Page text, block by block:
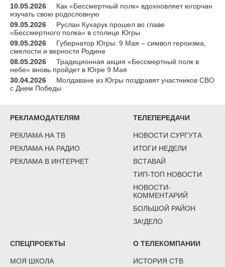
10.05.2026
Как «Бессмертный полк» вдохновляет югорчан
изучать свою родословную
09.05.2026
Руслан Кухарук прошел во главе
«Бессмертного полка» в столице Югры
09.05.2026
Губернатор Югры: 9 Мая – символ героизма,
смелости и верности Родине
08.05.2026
Традиционная акция «Бессмертный полк в
небе» вновь пройдет в Югре 9 Мая
30.04.2026
Молдаване из Югры поздравят участников СВО
с Днем Победы
РЕКЛАМОДАТЕЛЯМ
РЕКЛАМА НА ТВ
РЕКЛАМА НА РАДИО
РЕКЛАМА В ИНТЕРНЕТ
ТЕЛЕПЕРЕДАЧИ
НОВОСТИ СУРГУТА
ИТОГИ НЕДЕЛИ
ВСТАВАЙ
ТИП-ТОП НОВОСТИ
НОВОСТИ-
КОММЕНТАРИЙ
БОЛЬШОЙ РАЙОН
ЗА!ДЕЛО
СПЕЦПРОЕКТЫ
МОЯ ШКОЛА
О ТЕЛЕКОМПАНИИ
ИСТОРИЯ СТВ